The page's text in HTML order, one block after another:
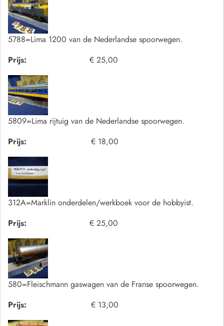
5788=Lima 1200 van de Nederlandse spoorwegen.
Prijs:
€ 25,00
5809=Lima rijtuig van de Nederlandse spoorwegen.
Prijs:
€ 18,00
312A=Marklin onderdelen/werkboek voor de hobbyist.
Prijs:
€ 25,00
580=Fleischmann gaswagen van de Franse spoorwegen.
Prijs:
€ 13,00